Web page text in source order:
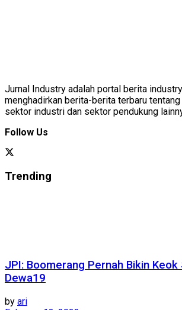
Jurnal Industry adalah portal berita
menghadirkan berita-berita terbaru
sektor industri dan sektor pendukung
Follow Us
Trending
JPI: Boomerang Pernah Bikin Keok
Dewa19
by ari